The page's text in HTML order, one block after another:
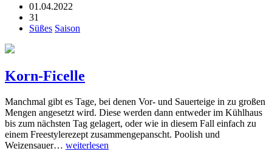
01.04.2022
31
Süßes Saison
Korn-Ficelle
Manchmal gibt es Tage, bei denen Vor- und Sauerteige in zu großen
Mengen angesetzt wird. Diese werden dann entweder im Kühlhaus
bis zum nächsten Tag gelagert, oder wie in diesem Fall einfach zu
einem Freestylerezept zusammengepanscht. Poolish und
Weizensauer… weiterlesen